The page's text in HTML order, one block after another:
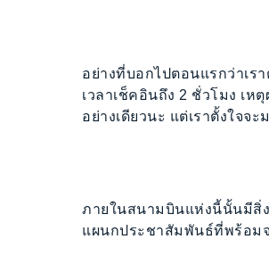
อย่างที่บอกไปตอนแรกว่าเร
เวลาเช็คอินถึง 2 ชั่วโมง เห
อย่างเดียวนะ แต่เราตั้งใจจ
ภายในสนามบินแห่งนี้นั้นมีสิ่
แผนกประชาสัมพันธ์ที่พร้อม